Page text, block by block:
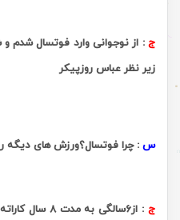
ج : از نوجوانی وارد فوتسال شدم
زیر نظر عباس روزپیکر
س : چرا فوتسال؟ورزش های دیگه
ج :
از6سالگی به